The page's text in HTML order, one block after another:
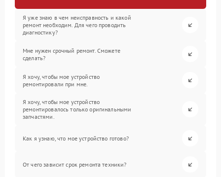
Я уже знаю в чем неисправность и какой
ремонт необходим. Для чего проводить
диагностику?
Мне нужен срочный ремонт. Сможете
сделать?
Я хочу, чтобы мое устройство
ремонтировали при мне.
Я хочу, чтобы мое устройство
ремонтировалось только оригинальными
запчастями.
Как я узнаю, что мое устройство готово?
От чего зависит срок ремонта техники?